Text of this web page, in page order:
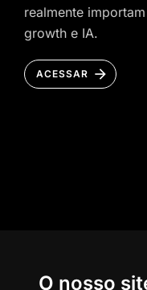
O nosso
realmente
growth e IA.
ACESSAR